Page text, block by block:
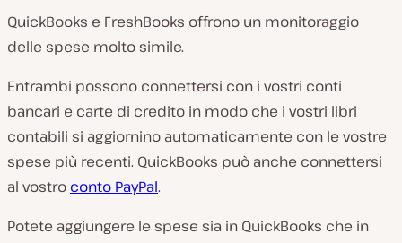
QuickBooks e FreshBooks offrono un monitoraggio
delle spese molto simile.
Entrambi possono connettersi con i vostri conti
bancari e carte di credito in modo che i vostri libri
contabili si aggiornino automaticamente con le vostre
spese più recenti. QuickBooks può anche connettersi
al vostro conto PayPal.
Potete aggiungere le spese sia in QuickBooks che in